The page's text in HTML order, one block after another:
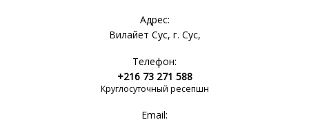
Адрес:
Вилайет Сус, г. Сус,
Телефон:
+216 73 271 588
Круглосуточный ресепшн
Email: